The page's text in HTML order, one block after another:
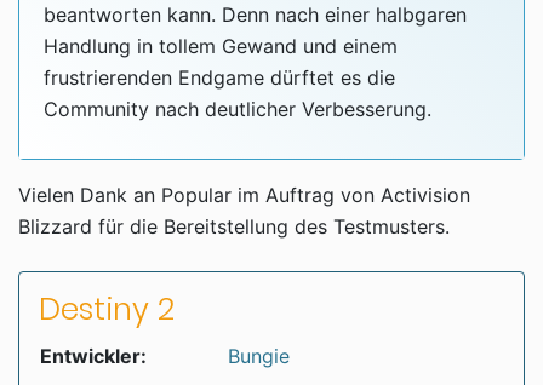
beantworten kann. Denn nach einer halbgaren
Handlung in tollem Gewand und einem
frustrierenden Endgame dürftet es die
Community nach deutlicher Verbesserung.
Vielen Dank an Popular im Auftrag von Activision
Blizzard für die Bereitstellung des Testmusters.
Destiny 2
Entwickler:
Bungie